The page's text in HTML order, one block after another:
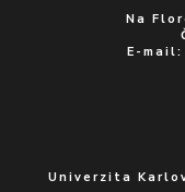
Na
E-mail:
Univerzita